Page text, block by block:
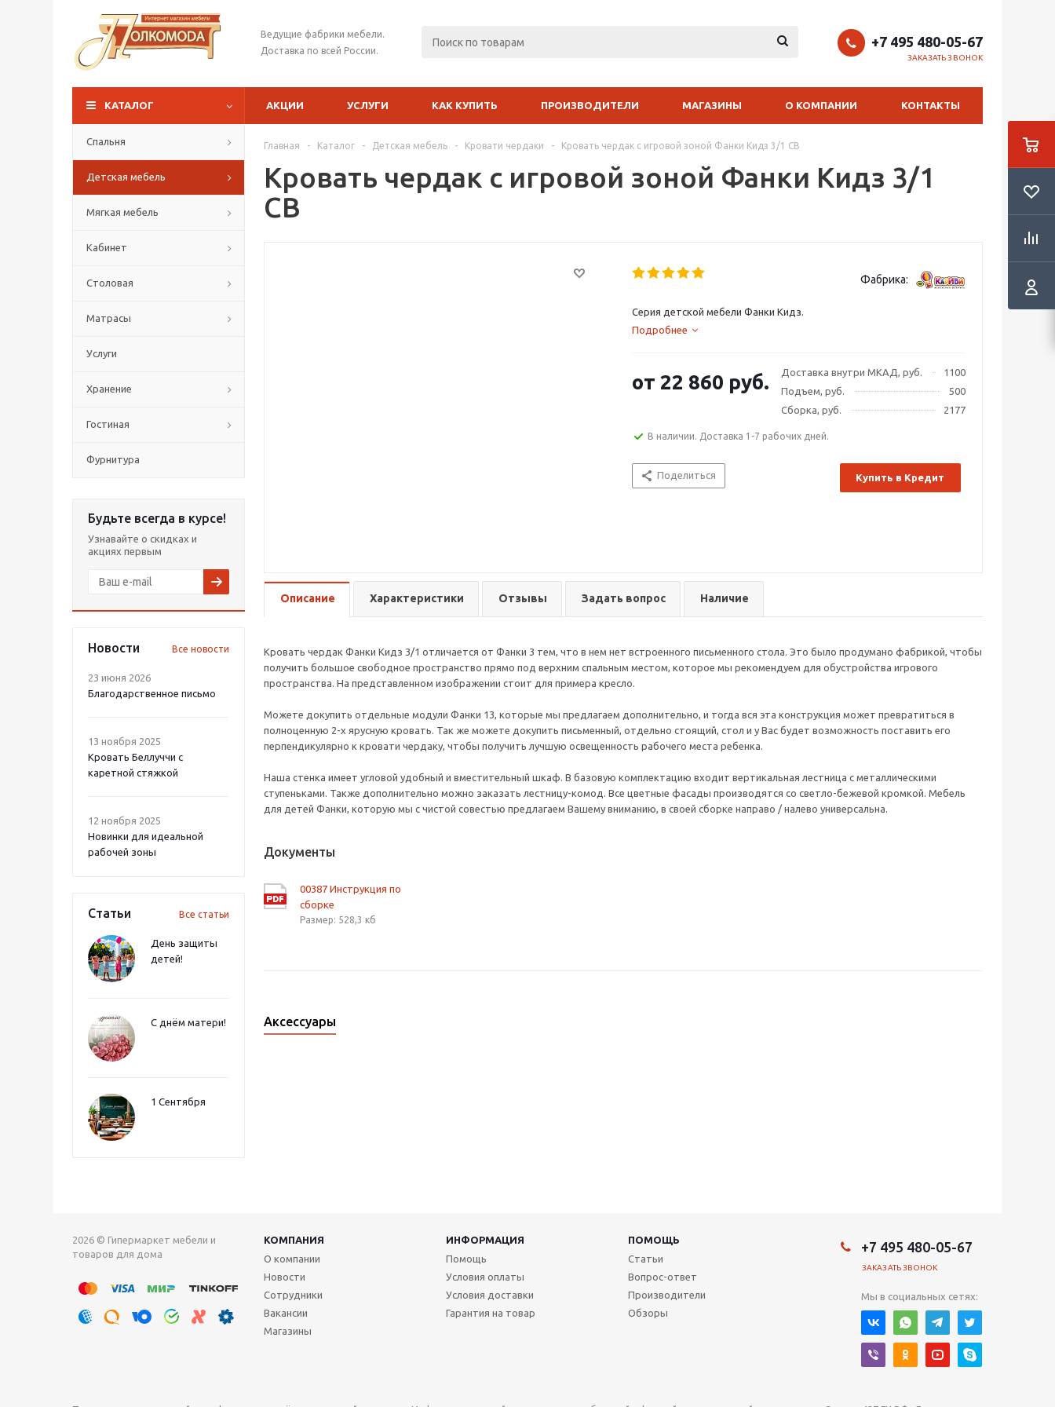
Ведущие фабрики мебели.
Доставка по всей России.
+7 495 480-05-67
ЗАКАЗАТЬ ЗВОНОК
КАТАЛОГ АКЦИИ УСЛУГИ КАК КУПИТЬ ПРОИЗВОДИТЕЛИ МАГАЗИНЫ О КОМПАНИИ КОНТАКТЫ
Спальня
Детская мебель
Мягкая мебель
Кабинет
Столовая
Матрасы
Услуги
Хранение
Гостиная
Фурнитура
Будьте всегда в курсе!
Узнавайте о скидках и
акциях первым
Новости Все новости
23 июня 2026
Благодарственное письмо
13 ноября 2025
Кровать Беллуччи с
каретной стяжкой
12 ноября 2025
Новинки для идеальной
рабочей зоны
Статьи Все статьи
День защиты
детей!
С днём матери!
1 Сентября
Главная - Каталог - Детская мебель - Кровати чердаки - Кровать чердак с игровой зоной Фанки Кидз 3/1 СВ
Кровать чердак с игровой зоной Фанки Кидз 3/1
СВ
Фабрика:
Серия детской мебели Фанки Кидз.
Подробнее
Доставка внутри МКАД, руб.
1100
Подъем, руб.
500
Сборка, руб.
2177
от 22 860 руб.
В наличии. Доставка 1-7 рабочих дней.
Поделиться Купить в Кредит
Описание Характеристики Отзывы Задать вопрос Наличие
Кровать чердак Фанки Кидз 3/1 отличается от Фанки 3 тем, что в нем нет встроенного письменного стола. Это было продумано фабрикой, чтобы
получить большое свободное пространство прямо под верхним спальным местом, которое мы рекомендуем для обустройства игрового
пространства. На представленном изображении стоит для примера кресло.
Можете докупить отдельные модули Фанки 13, которые мы предлагаем дополнительно, и тогда вся эта конструкция может превратиться в
полноценную 2-х ярусную кровать. Так же можете докупить письменный, отдельно стоящий, стол и у Вас будет возможность поставить его
перпендикулярно к кровати чердаку, чтобы получить лучшую освещенность рабочего места ребенка.
Наша стенка имеет угловой удобный и вместительный шкаф. В базовую комплектацию входит вертикальная лестница с металлическими
ступеньками. Также дополнительно можно заказать лестницу-комод. Все цветные фасады производятся со светло-бежевой кромкой. Мебель
для детей Фанки, которую мы с чистой совестью предлагаем Вашему вниманию, в своей сборке направо / налево универсальна.
Документы
00387 Инструкция по
сборке
Размер: 528,3 кб
Аксессуары
2026 © Гипермаркет мебели и
товаров для дома
КОМПАНИЯ ИНФОРМАЦИЯ
ПОМОЩЬ
О компании
Новости
Сотрудники
Вакансии
Магазины
Помощь
Условия оплаты
Условия доставки
Гарантия на товар
Статьи
Вопрос-ответ
Производители
Обзоры
+7 495 480-05-67
ЗАКАЗАТЬ ЗВОНОК
Мы в социальных сетях: